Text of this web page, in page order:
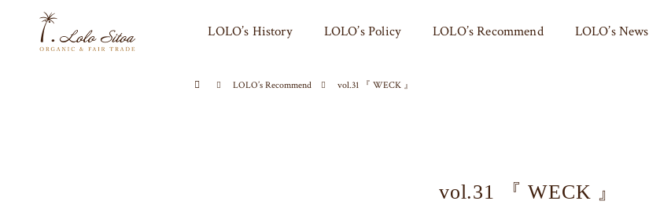
LOLO’s History LOLO’s Policy LOLO’s Recommend LOLO’s News
LOLO’s Recommend vol.31 『 WECK 』
vol.31 『 WECK 』